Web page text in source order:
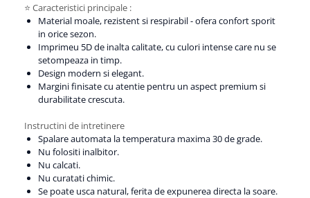
⭐ Caracteristici principale :
Material moale, rezistent si respirabil - ofera confort sporit
in orice sezon.
Imprimeu 5D de inalta calitate, cu culori intense care nu se
setompeaza in timp.
Design modern si elegant.
Margini finisate cu atentie pentru un aspect premium si
durabilitate crescuta.
Instructini de intretinere
Spalare automata la temperatura maxima 30 de grade.
Nu folositi inalbitor.
Nu calcati.
Nu curatati chimic.
Se poate usca natural, ferita de expunerea directa la soare.